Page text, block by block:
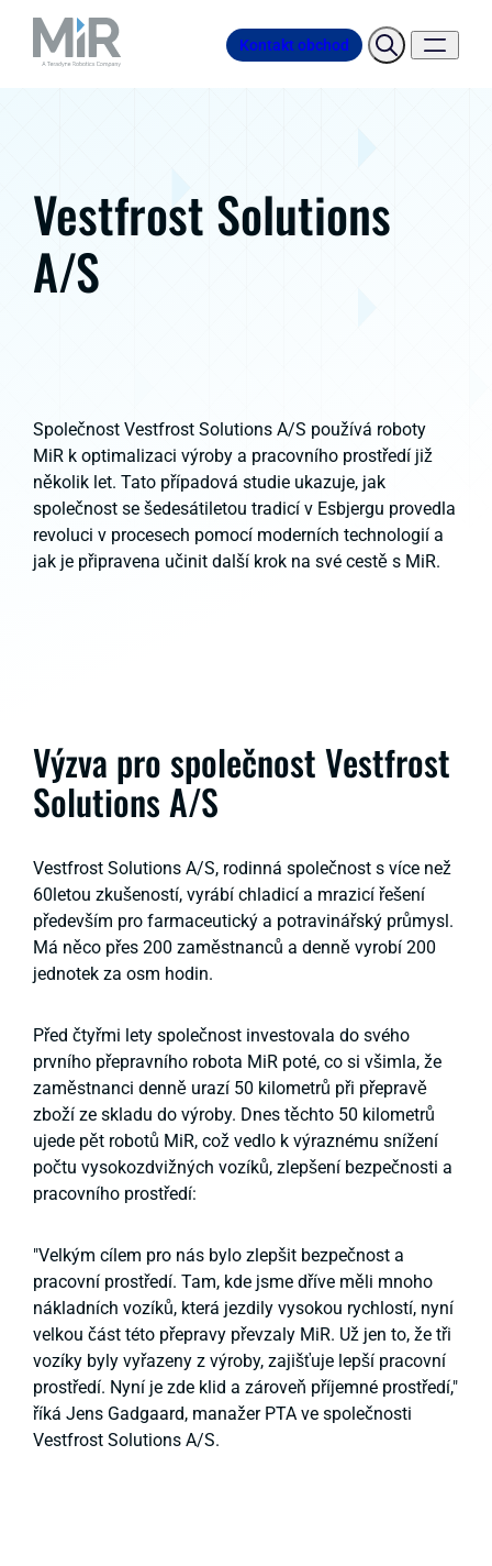
Kontakt obchod
Vestfrost Solutions
A/S
Společnost Vestfrost Solutions A/S používá roboty
MiR k optimalizaci výroby a pracovního prostředí již
několik let. Tato případová studie ukazuje, jak
společnost se šedesátiletou tradicí v Esbjergu provedla
revoluci v procesech pomocí moderních technologií a
jak je připravena učinit další krok na své cestě s MiR.
Výzva pro společnost Vestfrost
Solutions A/S
Vestfrost Solutions A/S, rodinná společnost s více než
60letou zkušeností, vyrábí chladicí a mrazicí řešení
především pro farmaceutický a potravinářský průmysl.
Má něco přes 200 zaměstnanců a denně vyrobí 200
jednotek za osm hodin.
Před čtyřmi lety společnost investovala do svého
prvního přepravního robota MiR poté, co si všimla, že
zaměstnanci denně urazí 50 kilometrů při přepravě
zboží ze skladu do výroby. Dnes těchto 50 kilometrů
ujede pět robotů MiR, což vedlo k výraznému snížení
počtu vysokozdvižných vozíků, zlepšení bezpečnosti a
pracovního prostředí:
"Velkým cílem pro nás bylo zlepšit bezpečnost a
pracovní prostředí. Tam, kde jsme dříve měli mnoho
nákladních vozíků, která jezdily vysokou rychlostí, nyní
velkou část této přepravy převzaly MiR. Už jen to, že tři
vozíky byly vyřazeny z výroby, zajišťuje lepší pracovní
prostředí. Nyní je zde klid a zároveň příjemné prostředí,"
říká Jens Gadgaard, manažer PTA ve společnosti
Vestfrost Solutions A/S.